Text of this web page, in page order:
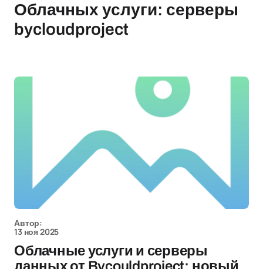
Облачных услуги: серверы
bycloudproject
Автор:
13 ноя 2025
Облачные услуги и серверы